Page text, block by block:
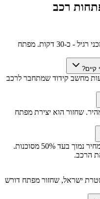
רכב
ברוב המקרים, 30 עד 90 דקות. מפתח מכני רגיל - כ-30 דקות. מפתח
מחשב קידוד שמתחבר לרכב
שחזור הוא יצירת מפתח
מנעולן מוסמך מבצע את אותה עבודה במחיר נמוך בעד 50% מסוכנות.
הרכב.
ישראל, שחזור מפתח דורש